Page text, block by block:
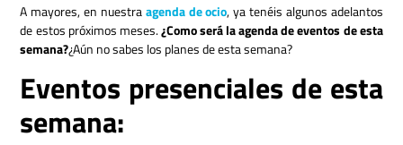
A mayores, en nuestraagenda de ocio, ya tenéis algunos adelantos
de estos próximos meses.¿Como será la agenda de eventos de esta
semana?¿Aún no sabes los planes de esta semana?
Eventos presenciales de esta
semana: